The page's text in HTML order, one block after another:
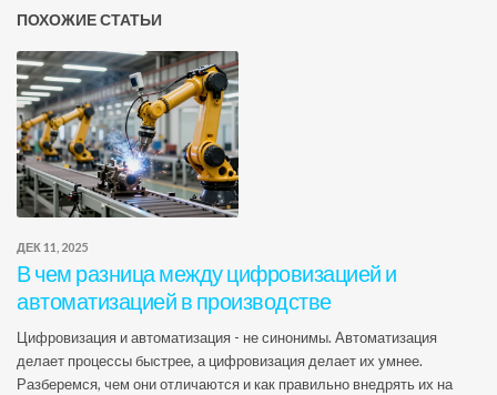
ПОХОЖИЕ СТАТЬИ
ДЕК 11, 2025
В чем разница между цифровизацией и
автоматизацией в производстве
Цифровизация и автоматизация - не синонимы. Автоматизация
делает процессы быстрее, а цифровизация делает их умнее.
Разберемся, чем они отличаются и как правильно внедрять их на